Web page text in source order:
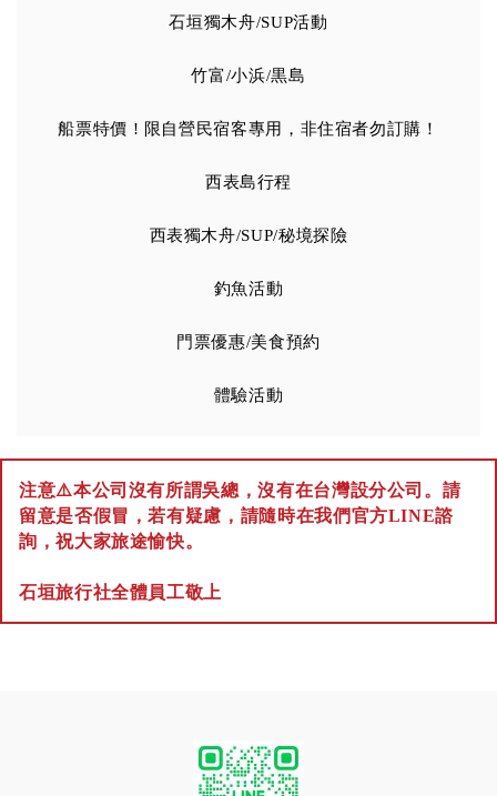
石垣獨木舟/SUP活動
竹富/小浜/黒島
船票特價 ! 限自營民宿客專用，非住宿者勿訂購！
西表島行程
西表獨木舟/SUP/秘境探險
釣魚活動
門票優惠/美食預約
體驗活動
注意⚠️本公司沒有所謂吳總，沒有在台灣設分公司。請
留意是否假冒，若有疑慮，請隨時在我們官方LINE諮
詢，祝大家旅途愉快。
石垣旅行社全體員工敬上